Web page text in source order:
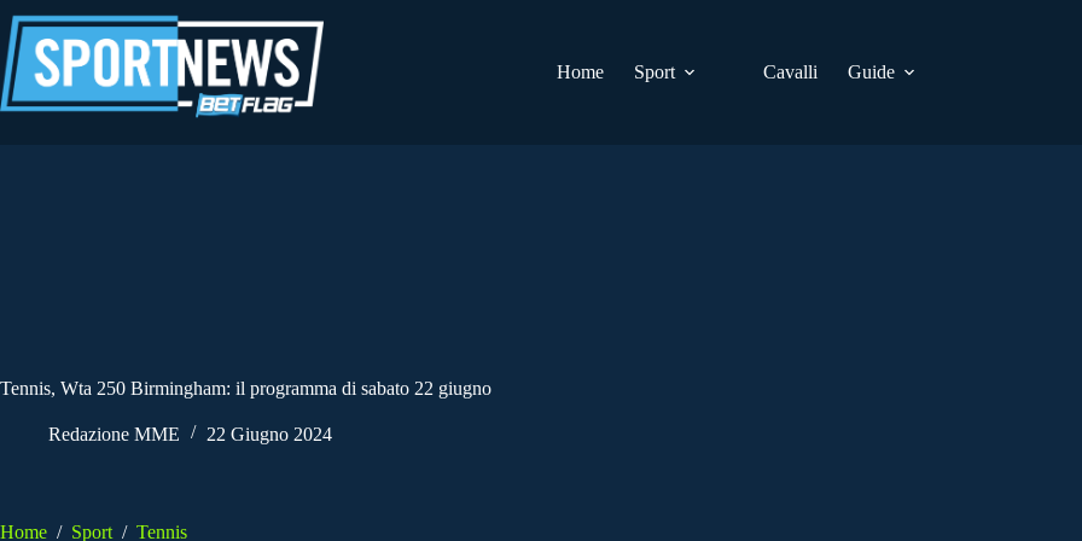
al
contenuto
Home
Sport Cavalli Guide
Tennis, Wta 250 Birmingham: il programma di sabato 22 giugno
Redazione MME 22 Giugno 2024
Home / Sport / Tennis